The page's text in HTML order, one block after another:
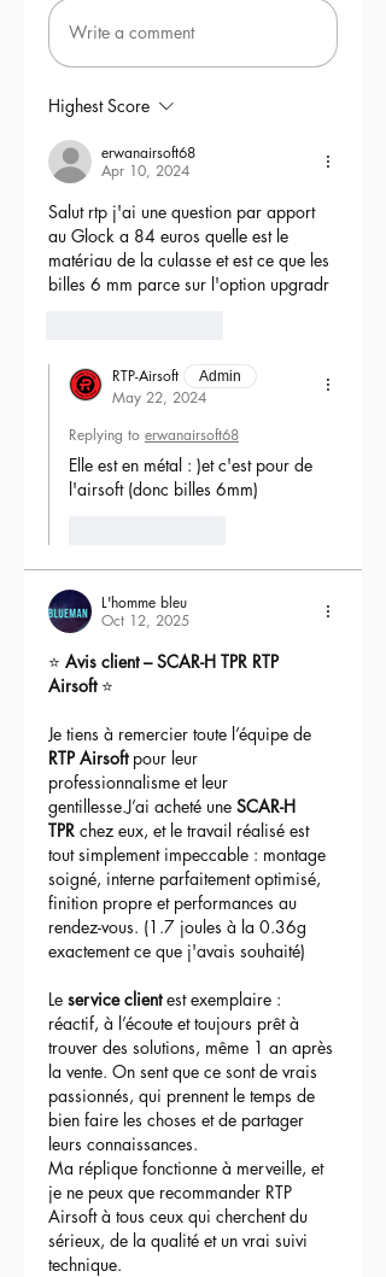
Write a comment
Highest Score
erwanairsoft68
Apr 10, 2024
Salut rtp j'ai une question par apport
au Glock a 84 euros quelle est le
matériau de la culasse et est ce que les
billes 6 mm parce sur l'option upgradr
RTP-Airsoft Admin
May 22, 2024
Replying to erwanairsoft68
Elle est en métal : )et c'est pour de
l'airsoft (donc billes 6mm)
L'homme bleu
Oct 12, 2025
⭐ Avis client – SCAR-H TPR RTP
Airsoft ⭐
Je tiens à remercier toute l’équipe de
RTP Airsoft pour leur
professionnalisme et leur
gentillesse.J’ai acheté une SCAR-H
TPR chez eux, et le travail réalisé est
tout simplement impeccable : montage
soigné, interne parfaitement optimisé,
finition propre et performances au
rendez-vous. (1.7 joules à la 0.36g
exactement ce que j'avais souhaité)
Le service client est exemplaire :
réactif, à l’écoute et toujours prêt à
trouver des solutions, même 1 an après
la vente. On sent que ce sont de vrais
passionnés, qui prennent le temps de
bien faire les choses et de partager
leurs connaissances.
Ma réplique fonctionne à merveille, et
je ne peux que recommander RTP
Airsoft à tous ceux qui cherchent du
sérieux, de la qualité et un vrai suivi
technique.